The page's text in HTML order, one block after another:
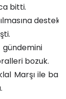
bitti.
destek
bozuk.
Marşı ile